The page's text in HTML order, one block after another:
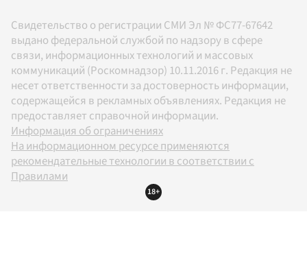
Свидетельство о регистрации СМИ Эл № ФС77-67642
выдано федеральной службой по надзору в сфере
связи, информационных технологий и массовых
коммуникаций (Роскомнадзор) 10.11.2016 г. Редакция не
несет ответственности за достоверность информации,
содержащейся в рекламных объявлениях. Редакция не
предоставляет справочной информации.
Информация об ограничениях
На информационном ресурсе применяются
рекомендательные технологии в соответствии с
Правилами
18+